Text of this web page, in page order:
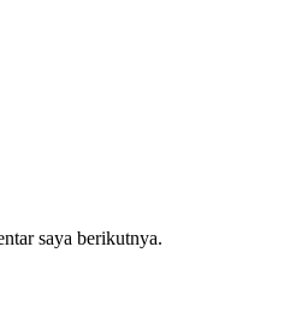
saya berikutnya.